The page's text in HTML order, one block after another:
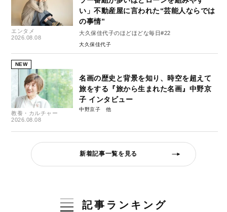
エンタメ
2026.08.08
い」不動産屋に言われた“芸能人ならでは
の事情”
大久保佳代子のほどほどな毎日#22
大久保佳代子
NEW
教養・カルチャー
2026.08.08
名画の歴史と背景を知り、時空を超えて
旅をする『旅から生まれた名画』中野京
子 インタビュー
中野京子
新着記事一覧を見る
記事ランキング